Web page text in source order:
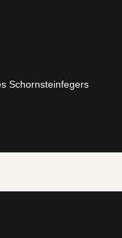
Schornsteinfegers